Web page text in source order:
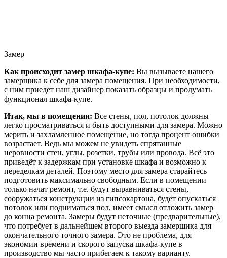
Замер
Как происходит замер шкафа-купе: Вы вызываете нашего
замерщика к себе для замера помещения. При необходимости,
с ним приедет наш дизайнер показать образцы и продумать
функционал шкафа-купе.
Итак, мы в помещении: Все стены, пол, потолок должны
легко просматриваться и быть доступными для замера. Можно
мерить и захламленное помещение, но тогда процент ошибки
возрастает. Ведь мы можем не увидеть спрятанные
неровности стен, углы, розетки, трубы или провода. Всё это
приведёт к задержкам при установке шкафа и возможно к
переделкам деталей. Поэтому место для замера старайтесь
подготовить максимально свободным. Если в помещении
только начат ремонт, т.е. будут выравниваться стены,
сооружаться конструкции из гипсокартона, будет опускаться
потолок или подниматься пол, имеет смысл отложить замер
до конца ремонта. Замеры будут неточные (предварительные),
что потребует в дальнейшем второго выезда замерщика для
окончательного точного замера. Это не проблема, для
экономии времени и скорого запуска шкафа-купе в
производство мы часто прибегаем к такому варианту.